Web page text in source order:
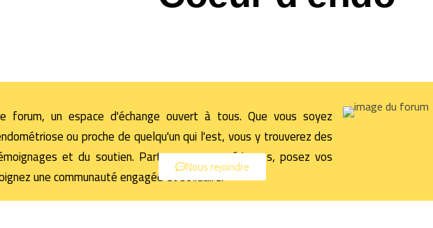
forum, un espace d'échange ouvert à tous. Que vous soyez
ou proche de quelqu'un qui l'est, vous y trouverez des
et du soutien. Partagez vos expériences, posez vos
une communauté engagée et solidaire.
Nous rejoindre